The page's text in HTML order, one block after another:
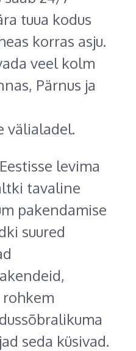
tuua kodus
korras asju.
veel kolm
Pärnus ja
välialadel.
levima
tavaline
pakendamise
suured
seda küsivad.